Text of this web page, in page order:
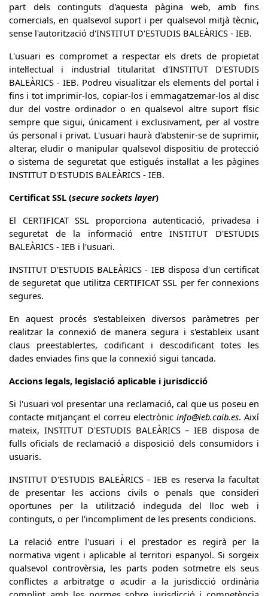
part dels continguts d'aquesta pàgina web, amb fins
comercials, en qualsevol suport i per qualsevol mitjà tècnic,
sense l'autorització d'INSTITUT D'ESTUDIS BALEÀRICS - IEB.
L'usuari es compromet a respectar els drets de propietat
intel·lectual i industrial titularitat d'INSTITUT D'ESTUDIS
BALEÀRICS - IEB. Podreu visualitzar els elements del portal i
fins i tot imprimir-los, copiar-los i emmagatzemar-los al disc
dur del vostre ordinador o en qualsevol altre suport físic
sempre que sigui, únicament i exclusivament, per al vostre
ús personal i privat. L'usuari haurà d'abstenir-se de suprimir,
alterar, eludir o manipular qualsevol dispositiu de protecció
o sistema de seguretat que estigués instal·lat a les pàgines
INSTITUT D'ESTUDIS BALEÀRICS - IEB.
Certificat SSL (secure sockets layer)
El CERTIFICAT SSL proporciona autenticació, privadesa i
seguretat de la informació entre INSTITUT D'ESTUDIS
BALEÀRICS - IEB i l'usuari.
INSTITUT D'ESTUDIS BALEÀRICS - IEB disposa d'un certificat
de seguretat que utilitza CERTIFICAT SSL per fer connexions
segures.
En aquest procés s'estableixen diversos paràmetres per
realitzar la connexió de manera segura i s'estableix usant
claus preestablertes, codificant i descodificant totes les
dades enviades fins que la connexió sigui tancada.
Accions legals, legislació aplicable i jurisdicció
Si l'usuari vol presentar una reclamació, cal que us poseu en
contacte mitjançant el correu electrònic info@ieb.caib.es. Així
mateix, INSTITUT D'ESTUDIS BALEÀRICS – IEB disposa de
fulls oficials de reclamació a disposició dels consumidors i
usuaris.
INSTITUT D'ESTUDIS BALEÀRICS - IEB es reserva la facultat
de presentar les accions civils o penals que consideri
oportunes per la utilització indeguda del lloc web i
continguts, o per l'incompliment de les presents condicions.
La relació entre l'usuari i el prestador es regirà per la
normativa vigent i aplicable al territori espanyol. Si sorgeix
qualsevol controvèrsia, les parts poden sotmetre els seus
conflictes a arbitratge o acudir a la jurisdicció ordinària